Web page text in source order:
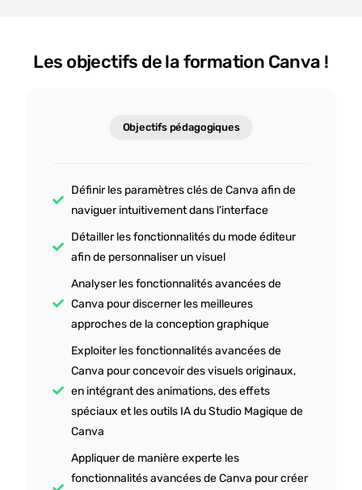
Les objectifs de la formation Canva !
Objectifs pédagogiques
Définir les paramètres clés de Canva afin de
naviguer intuitivement dans l'interface
Détailler les fonctionnalités du mode éditeur
afin de personnaliser un visuel
Analyser les fonctionnalités avancées de
Canva pour discerner les meilleures
approches de la conception graphique
Exploiter les fonctionnalités avancées de
Canva pour concevoir des visuels originaux,
en intégrant des animations, des effets
spéciaux et les outils IA du Studio Magique de
Canva
Appliquer de manière experte les
fonctionnalités avancées de Canva pour créer